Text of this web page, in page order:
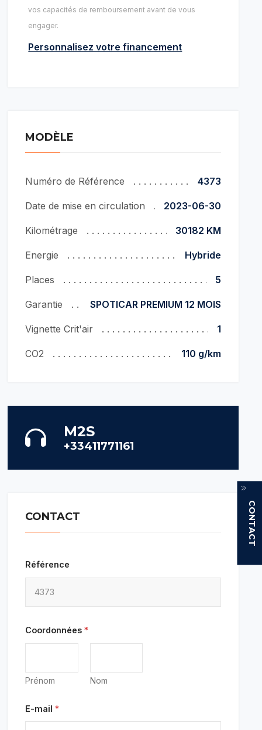
vos capacités de remboursement avant de vous
engager.
Personnalisez votre financement
MODÈLE
Numéro de Référence 4373
Date de mise en circulation 2023-06-30
Kilométrage 30182 KM
Energie Hybride
Places 5
Garantie SPOTICAR PREMIUM 12 MOIS
Vignette Crit'air 1
CO2 110 g/km
M2S
+33411771161
CONTACT
Référence
Coordonnées*
Prénom Nom
E-mail*
CONTACT